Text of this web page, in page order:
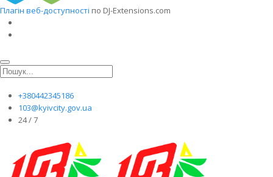
Плагін веб-доступності по DJ-Extensions.com
+380442345186
103@kyivcity.gov.ua
24 / 7